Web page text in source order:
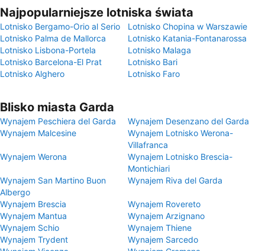
Najpopularniejsze lotniska świata
Lotnisko Bergamo-Orio al Serio
Lotnisko Chopina w Warszawie
Lotnisko Palma de Mallorca
Lotnisko Katania-Fontanarossa
Lotnisko Lisbona-Portela
Lotnisko Malaga
Lotnisko Barcelona-El Prat
Lotnisko Bari
Lotnisko Alghero
Lotnisko Faro
Blisko miasta Garda
Wynajem Peschiera del Garda
Wynajem Desenzano del Garda
Wynajem Malcesine
Wynajem Lotnisko Werona-
Villafranca
Wynajem Werona
Wynajem Lotnisko Brescia-
Montichiari
Wynajem San Martino Buon
Albergo
Wynajem Riva del Garda
Wynajem Brescia
Wynajem Rovereto
Wynajem Mantua
Wynajem Arzignano
Wynajem Schio
Wynajem Thiene
Wynajem Trydent
Wynajem Sarcedo